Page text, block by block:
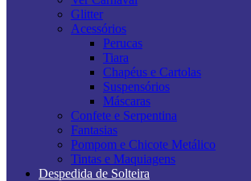
Glitter
Acessórios
Perucas
Tiara
Chapéus e Cartolas
Suspensórios
Máscaras
Confete e Serpentina
Fantasias
Pompom e Chicote Metálico
Tintas e Maquiagens
Despedida de Solteira